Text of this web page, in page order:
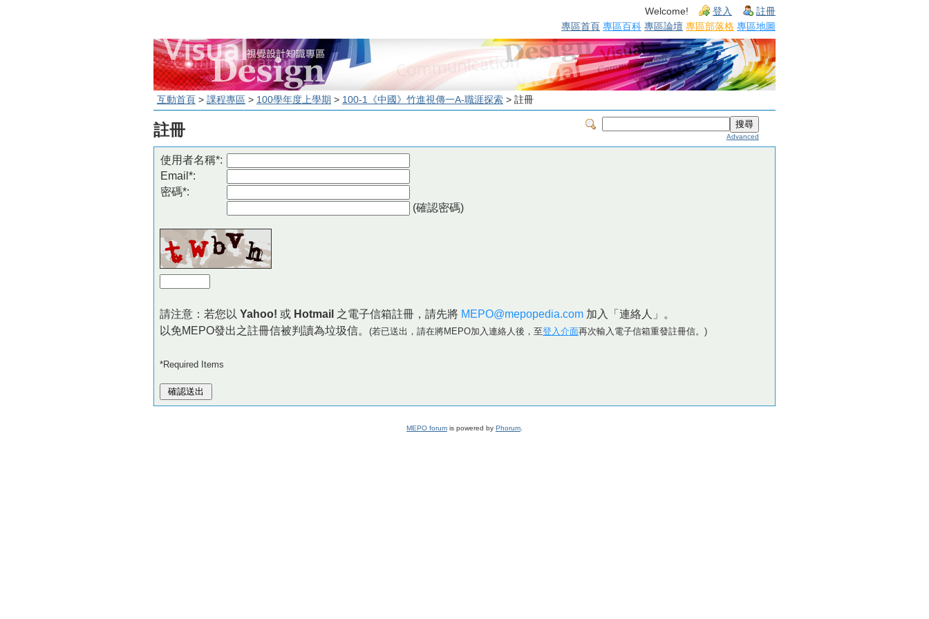
Welcome! 登入 註冊
專區首頁 專區百科 專區論壇 專區部落格 專區地圖
互動首頁 > 課程專區 > 100學年度上學期 > 100-1《中國》竹進視傳一A-職涯探索 > 註冊
Advanced
註冊
使用者名稱*:
Email*:
密碼*:
(確認密碼)
請注意：若您以 Yahoo! 或 Hotmail 之電子信箱註冊，請先將 MEPO@mepopedia.com 加入「連絡人」。
以免MEPO發出之註冊信被判讀為垃圾信。 (若已送出，請在將MEPO加入連絡人後，至登入介面再次輸入電子信箱重發註冊信。)
*Required Items
MEPO forum is powered by Phorum